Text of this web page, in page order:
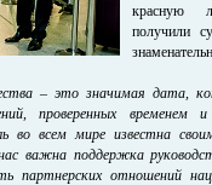
красную
получили
– это значимая дата,
проверенных временем
во всем мире известна
важна поддержка
партнерских отношений